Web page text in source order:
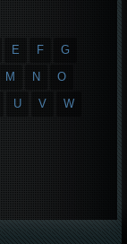
E F
G
M N
O
U V
W